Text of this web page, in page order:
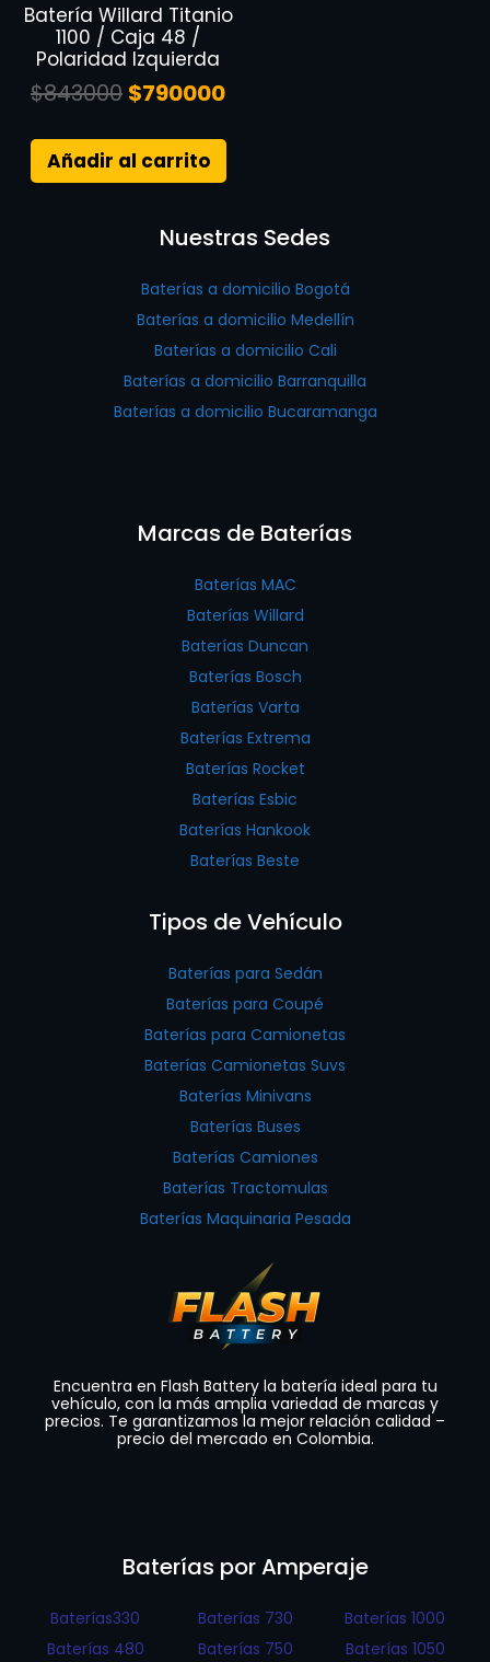
Batería Willard Titanio
1100 / Caja 48 /
Polaridad Izquierda
$843000 $790000
Añadir al carrito
Nuestras Sedes
Baterías a domicilio Bogotá
Baterías a domicilio Medellín
Baterías a domicilio Cali
Baterías a domicilio Barranquilla
Baterías a domicilio Bucaramanga
Marcas de Baterías
Baterías MAC
Baterías Willard
Baterías Duncan
Baterías Bosch
Baterías Varta
Baterías Extrema
Baterías Rocket
Baterías Esbic
Baterías Hankook
Baterías Beste
Tipos de Vehículo
Baterías para Sedán
Baterías para Coupé
Baterías para Camionetas
Baterías Camionetas Suvs
Baterías Minivans
Baterías Buses
Baterías Camiones
Baterías Tractomulas
Baterías Maquinaria Pesada
Encuentra en Flash Battery la batería ideal para tu
vehículo, con la más amplia variedad de marcas y
precios. Te garantizamos la mejor relación calidad –
precio del mercado en Colombia.
Baterías por Amperaje
Baterías330
Baterías 480
Baterías 730
Baterías 750
Baterías 1000
Baterías 1050